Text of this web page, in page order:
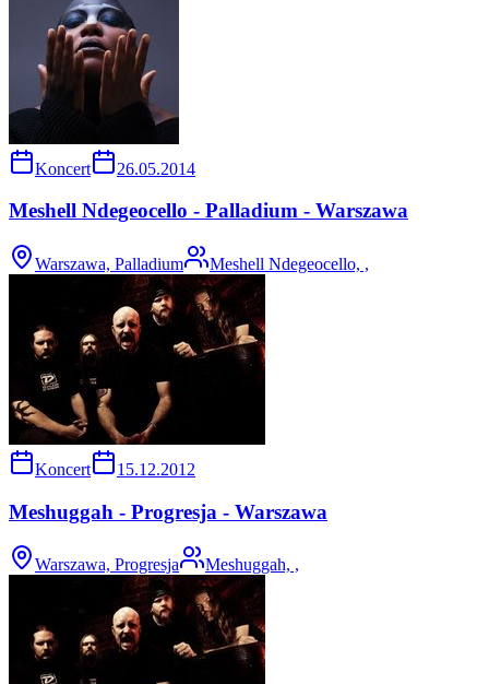
Koncert 26.05.2014
Meshell Ndegeocello - Palladium - Warszawa
Warszawa, Palladium Meshell Ndegeocello, ,
Koncert 15.12.2012
Meshuggah - Progresja - Warszawa
Warszawa, Progresja Meshuggah, ,